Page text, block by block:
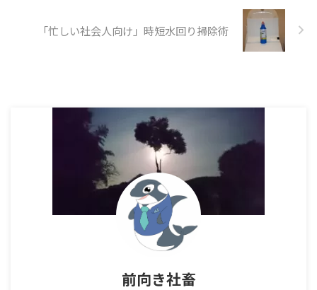
「忙しい社会人向け」時短水回り掃除術
前向き社畜